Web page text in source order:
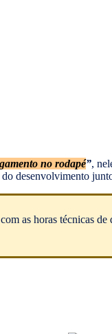
no rodapé”,
desenvolvimento
as horas técnicas